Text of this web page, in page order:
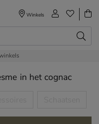
Winkels
dag in huis
retour
later
in het cognac